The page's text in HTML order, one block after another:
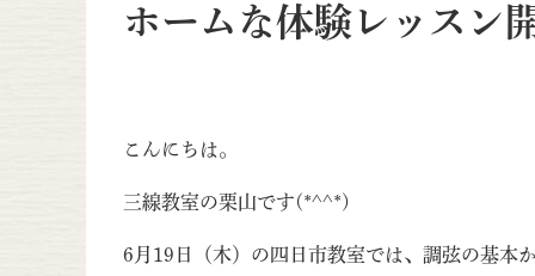
ホームな体験レッスン
こんにちは。
三線教室の栗山です(*^^*)
6月19日（木）の四日市教室では、調弦の基本